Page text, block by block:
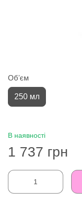
Обʼєм
250 мл
В наявності
1 737 грн